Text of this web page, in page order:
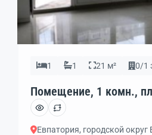
1 1 21 м² 0/1
Помещение, 1 комн., пл.
249611
Евпатория, городской